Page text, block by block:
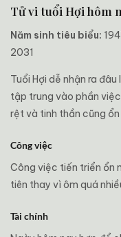
Tử vi tuổi Hợi hôm
Năm sinh tiêu biểu:
2031
Tuổi Hợi dễ nhận ra
tập trung vào phần
rệt và tinh thần cũng ổn
Công việc
Công việc tiến triển ổn
tiên thay vì ôm quá
Tài chính